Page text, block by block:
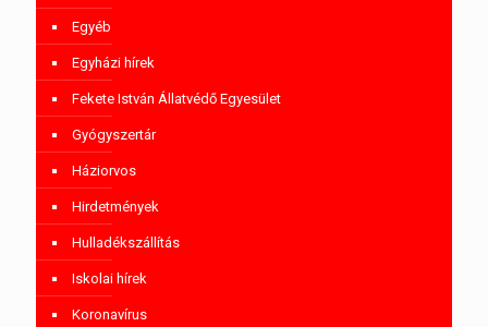
Egyéb
Egyházi hírek
Fekete István Állatvédő Egyesület
Gyógyszertár
Háziorvos
Hirdetmények
Hulladékszállítás
Iskolai hírek
Koronavírus